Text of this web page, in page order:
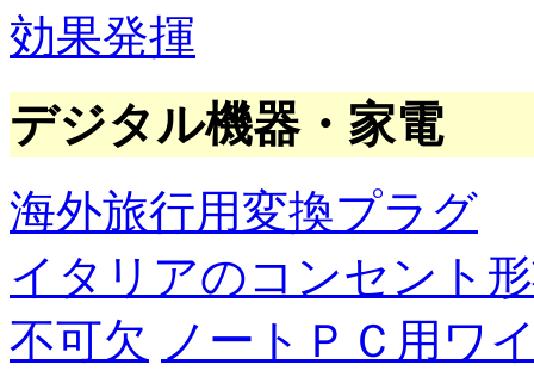
効果発揮
デジタル機器・家電
海外旅行用変換プラグ
イタリアのコンセント
不可欠 ノートＰＣ用ワ